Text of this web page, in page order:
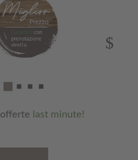
offerte last minute!